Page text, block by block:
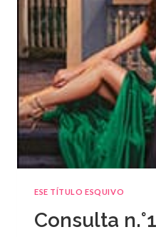
ESE TÍTULO ESQUIVO
Consulta